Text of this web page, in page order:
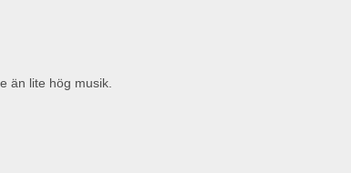
än lite hög musik.